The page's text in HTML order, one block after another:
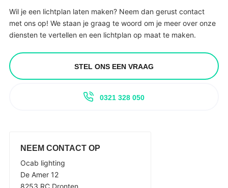
Wil je een lichtplan laten maken? Neem dan gerust contact
met ons op! We staan je graag te woord om je meer over onze
diensten te vertellen en een lichtplan op maat te maken.
STEL ONS EEN VRAAG
0321 328 050
NEEM CONTACT OP
Ocab lighting
De Amer 12
8253 RC Dronten